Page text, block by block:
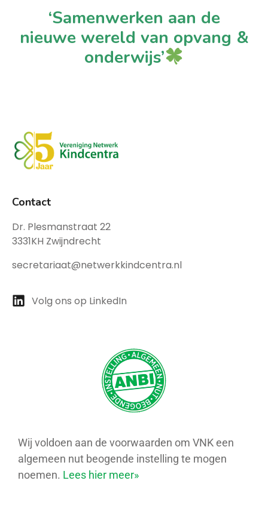
‘Samenwerken aan de
nieuwe wereld van opvang &
onderwijs’
Contact
Dr. Plesmanstraat 22
3331KH Zwijndrecht
secretariaat@netwerkkindcentra.nl
Volg ons op LinkedIn
Wij voldoen aan de voorwaarden om VNK een
algemeen nut beogende instelling te mogen
noemen. Lees hier meer»